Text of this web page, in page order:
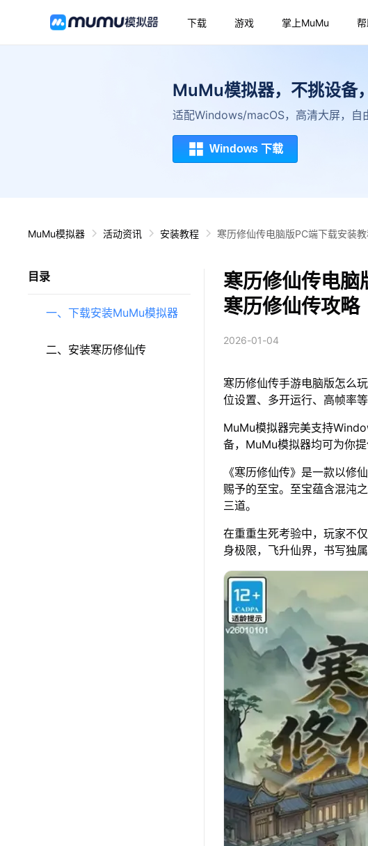
下载 游戏 掌上MuMu
MuMu模拟器，不挑设备
适配Windows/macOS，高清大屏，自
Windows 下载
MuMu模拟器 活动资讯 安装教程 寒历修仙传电脑版PC端下载安装
目录
一、下载安装MuMu模拟器
二、安装寒历修仙传
寒历修仙传电脑
寒历修仙传攻略
2026-01-04
寒历修仙传手游电脑版怎么
位设置、多开运行、高帧率等
MuMu模拟器完美支持
备，MuMu模拟器均可为你
《寒历修仙传》是一款以修
赐予的至宝。至宝蕴含混沌
三道。
在重重生死考验中，玩家不
身极限，飞升仙界，书写独